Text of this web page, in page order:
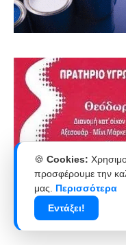
🍪 Cookies:
προσφέρουμε την
μας. Περισσότερα
Εντάξει!